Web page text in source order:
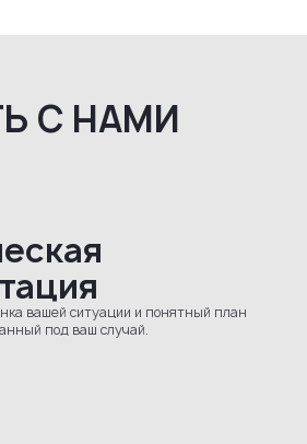
С НАМИ
вашей ситуации и понятный план
под ваш случай.